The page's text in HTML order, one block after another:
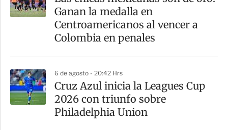
Ganan la medalla en
Centroamericanos al vencer a
Colombia en penales
6 de agosto - 20:42 Hrs
Cruz Azul inicia la Leagues Cup
2026 con triunfo sobre
Philadelphia Union